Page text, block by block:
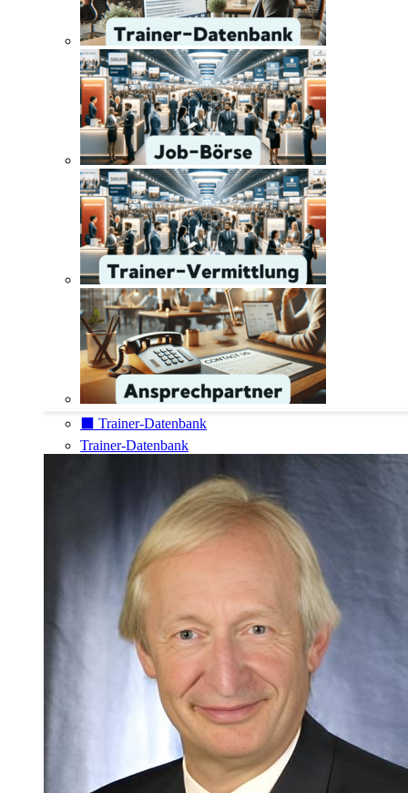
⬛️ Trainer-Datenbank
Trainer-Datenbank